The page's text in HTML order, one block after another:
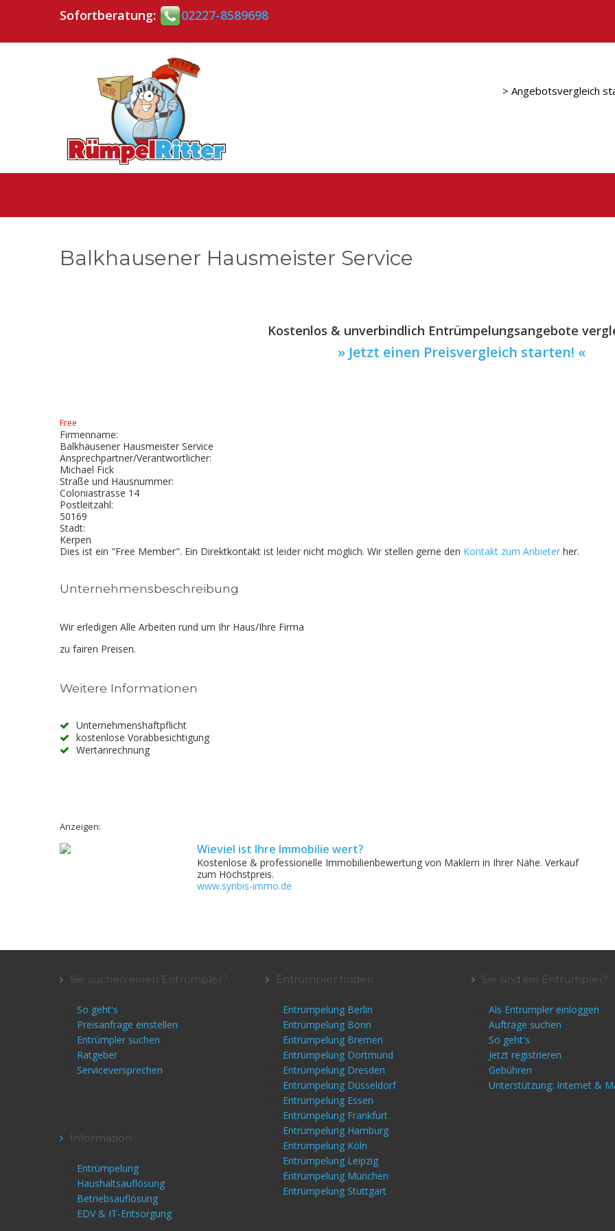
Sofortberatung: 02227-8589698
> Angebotsvergleich
Balkhausener Hausmeister Service
Kostenlos & unverbindlich Entrümpelungsangebote
» Jetzt einen Preisvergleich starten! «
Free
Firmenname:
Balkhausener Hausmeister Service
Ansprechpartner/Verantwortlicher:
Michael Fick
Straße und Hausnummer:
Coloniastrasse 14
Postleitzahl:
50169
Stadt:
Kerpen
Dies ist ein "Free Member". Ein Direktkontakt ist leider nicht möglich. Wir stellen gerne den Kontakt zum Anbieter her.
Unternehmensbeschreibung
Wir erledigen Alle Arbeiten rund um Ihr Haus/Ihre Firma
zu fairen Preisen.
Weitere Informationen
Unternehmenshaftpflicht
kostenlose Vorabbesichtigung
Wertanrechnung
Anzeigen:
Wieviel ist Ihre Immobilie wert?
Kostenlose & professionelle Immobilienbewertung von Maklern in Ihrer Nähe. Verkauf
zum Höchstpreis.
www.synbis-immo.de
Sie suchen einen Entrümpler?
So geht's
Preisanfrage einstellen
Entrümpler suchen
Ratgeber
Serviceversprechen
Information
Entrümpelung
Haushaltsauflösung
Betriebsauflösung
EDV & IT-Entsorgung
Entrümpler finden
Entrümpelung Berlin
Entrümpelung Bonn
Entrümpelung Bremen
Entrümpelung Dortmund
Entrümpelung Dresden
Entrümpelung Düsseldorf
Entrümpelung Essen
Entrümpelung Frankfurt
Entrümpelung Hamburg
Entrümpelung Köln
Entrümpelung Leipzig
Entrümpelung München
Entrümpelung Stuttgart
Sie sind ein Entrümpler?
Als Entrümpler einloggen
Aufträge suchen
So geht's
Jetzt registrieren
Gebühren
Unterstützung: Internet &